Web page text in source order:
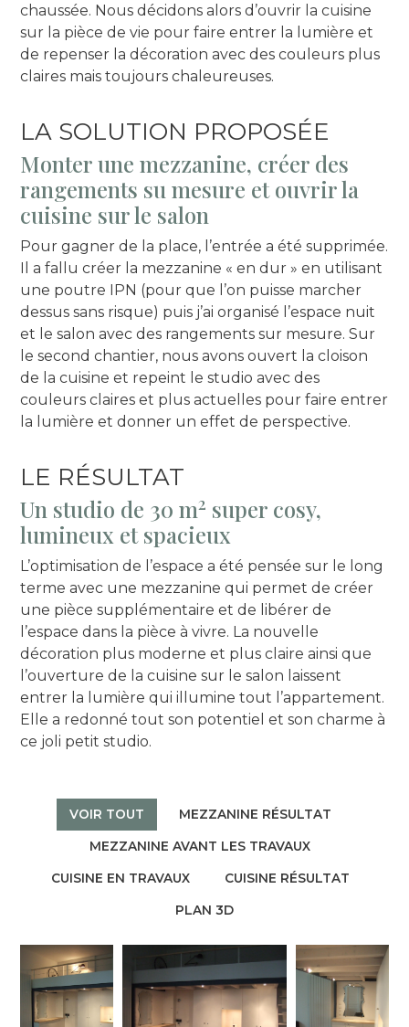
chaussée. Nous décidons alors d’ouvrir la cuisine
sur la pièce de vie pour faire entrer la lumière et
de repenser la décoration avec des couleurs plus
claires mais toujours chaleureuses.
LA SOLUTION PROPOSÉE
Monter une mezzanine, créer des
rangements su mesure et ouvrir la
cuisine sur le salon
Pour gagner de la place, l’entrée a été supprimée.
Il a fallu créer la mezzanine « en dur » en utilisant
une poutre IPN (pour que l’on puisse marcher
dessus sans risque) puis j’ai organisé l’espace nuit
et le salon avec des rangements sur mesure. Sur
le second chantier, nous avons ouvert la cloison
de la cuisine et repeint le studio avec des
couleurs claires et plus actuelles pour faire entrer
la lumière et donner un effet de perspective.
LE RÉSULTAT
Un studio de 30 m2 super cosy,
lumineux et spacieux
L’optimisation de l’espace a été pensée sur le long
terme avec une mezzanine qui permet de créer
une pièce supplémentaire et de libérer de
l’espace dans la pièce à vivre. La nouvelle
décoration plus moderne et plus claire ainsi que
l’ouverture de la cuisine sur le salon laissent
entrer la lumière qui illumine tout l’appartement.
Elle a redonné tout son potentiel et son charme à
ce joli petit studio.
VOIR TOUT MEZZANINE RÉSULTAT
MEZZANINE AVANT LES TRAVAUX
CUISINE EN TRAVAUX CUISINE RÉSULTAT
PLAN 3D